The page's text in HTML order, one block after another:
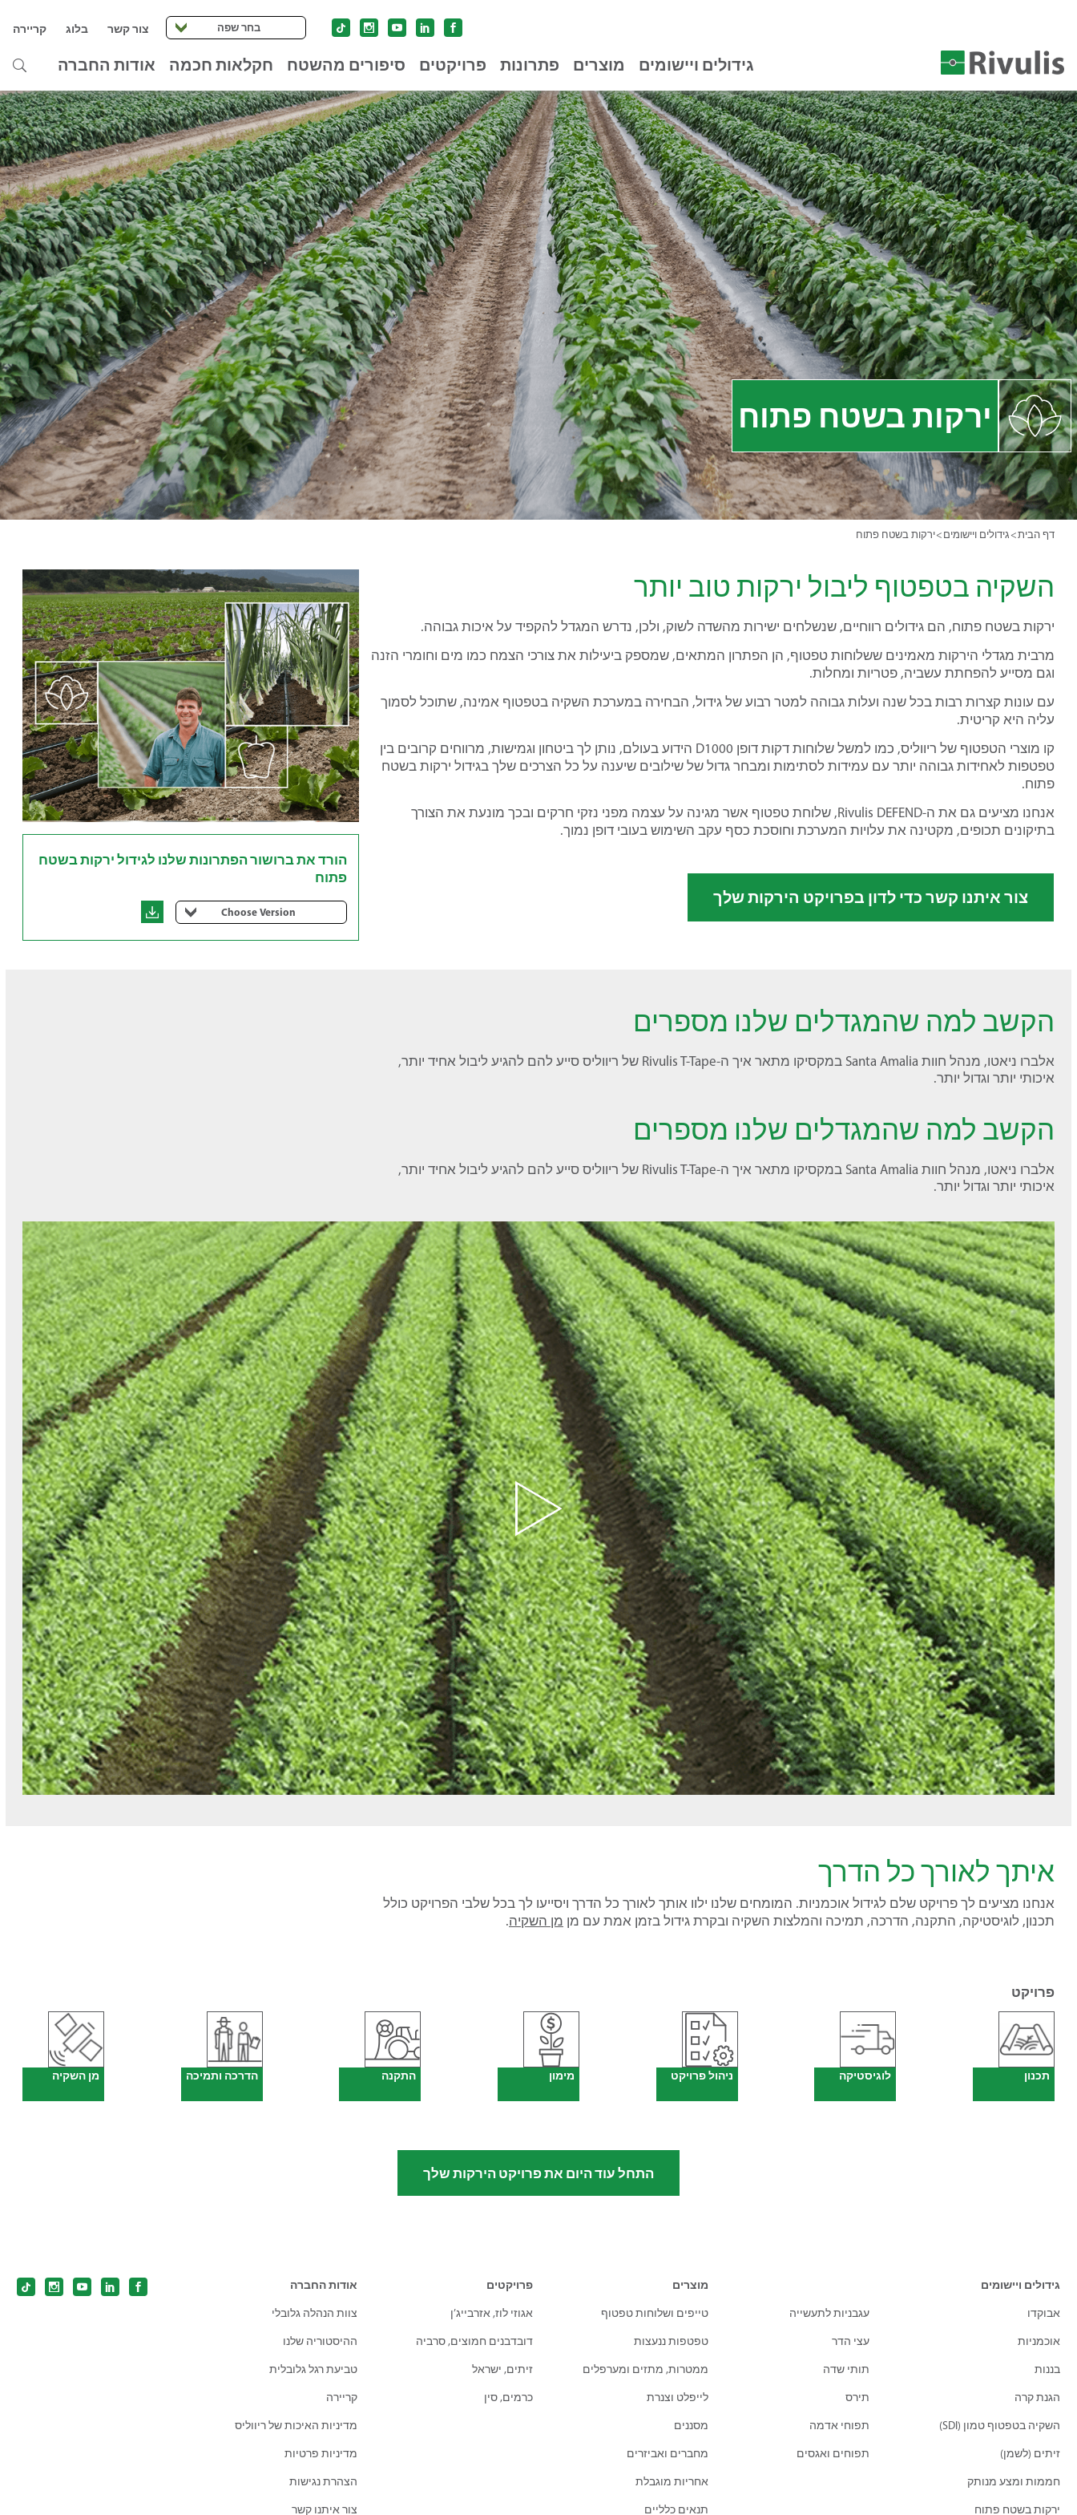
גידולים ויישומים מוצרים פתרונות פרויקטים סיפורים מהשטח חקלאות חכמה אודות החברה
צור קשר בלוג קריירה בחר שפה
ירקות בשטח פתוח
דף הבית> גידולים ויישומים >ירקות בשטח פתוח
השקיה בטפטוף ליבול ירקות טוב יותר
ירקות בשטח פתוח, הם גידולים רווחיים, שנשלחים ישירות מהשדה לשוק, ולכן, נדרש המגדל להקפיד על איכות גבוהה.
מרבית מגדלי הירקות מאמינים ששלוחות טפטוף, הן הפתרון המתאים, שמספק ביעילות את צורכי הצמח כמו מים וחומרי הזנה
וגם מסייע להפחתת עשביה, פטריות ומחלות.
עם עונות קצרות רבות בכל שנה ועלות גבוהה למטר רבוע של גידול, הבחירה במערכת השקיה בטפטוף אמינה, שתוכל לסמוך
עליה היא קריטית.
קו מוצרי הטפטוף של ריווליס, כמו למשל שלוחות דקות דופן D1000 הידוע בעולם, נותן לך ביטחון וגמישות, מרווחים קרובים בין
טפטפות לאחידות גבוהה יותר עם עמידות לסתימות ומבחר גדול של שילובים שיענה על כל הצרכים שלך בגידול ירקות בשטח
פתוח.
אנחנו מציעים גם את ה-Rivulis DEFEND, שלוחת טפטוף אשר מגינה על עצמה מפני נזקי חרקים ובכך מונעת את הצורך
בתיקונים תכופים, מקטינה את עלויות המערכת וחוסכת כסף עקב השימוש בעובי דופן נמוך.
צור איתנו קשר כדי לדון בפרויקט הירקות שלך
הורד את ברושור הפתרונות שלנו לגידול ירקות בשטח
פתוח
Choose Version
הקשב למה שהמגדלים שלנו מספרים
אלברו ניאטו, מנהל חוות Santa Amalia במקסיקו מתאר איך ה-Rivulis T-Tape של ריווליס סייע להם להגיע ליבול אחיד יותר,
איכותי יותר וגדול יותר.
הקשב למה שהמגדלים שלנו מספרים
אלברו ניאטו, מנהל חוות Santa Amalia במקסיקו מתאר איך ה-Rivulis T-Tape של ריווליס סייע להם להגיע ליבול אחיד יותר,
איכותי יותר וגדול יותר.
איתך לאורך כל הדרך
אנחנו מציעים לך פרויקט שלם לגידול אוכמניות. המומחים שלנו ילוו אותך לאורך כל הדרך ויסייעו לך בכל שלבי הפרויקט כולל
תכנון, לוגיסטיקה, התקנה, הדרכה, תמיכה והמלצות השקיה ובקרת גידול בזמן אמת עם מן מן השקיה.
פרויקט
תכנון לוגיסטיקה ניהול פרויקט מימון התקנה הדרכה ותמיכה מן השקיה
התחל עוד היום את פרויקט הירקות שלך
גידולים ויישומים
אבוקדו
אוכמניות
בננות
הגנת קרה
השקיה בטפטוף טמון (SDI)
זיתים (לשמן)
חממות ומצע מנותק
ירקות בשטח פתוח
עגבניות לתעשייה
עצי הדר
תותי שדה
תירס
תפוחי אדמה
תפוחים ואגסים
מוצרים
טייפים ושלוחות טפטוף
טפטפות ננעצות
ממטרות, מתזים ומערפלים
לייפלט וצנרת
מסננים
מחברים ואביזרים
אחריות מוגבלת
תנאים כלליים
פרויקטים
אגוזי לוז, אזרבייג’ן
דובדבנים חמוצים, סרביה
זיתים, ישראל
כרמים, סין
אודות החברה
צוות הנהלה גלובלי
ההיסטוריה שלנו
טביעת רגל גלובלית
קריירה
מדיניות האיכות של ריווליס
מדיניות פרטיות
הצהרת נגישות
צור איתנו קשר